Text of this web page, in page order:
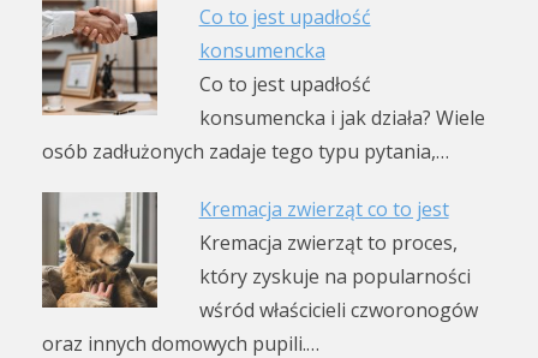
Co to jest upadłość
konsumencka
Co to jest upadłość
konsumencka i jak działa? Wiele
osób zadłużonych zadaje tego typu pytania,…
Kremacja zwierząt co to jest
Kremacja zwierząt to proces,
który zyskuje na popularności
wśród właścicieli czworonogów
oraz innych domowych pupili.…